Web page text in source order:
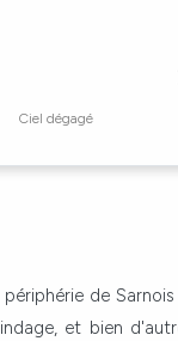
Ciel dégagé
de
et bien